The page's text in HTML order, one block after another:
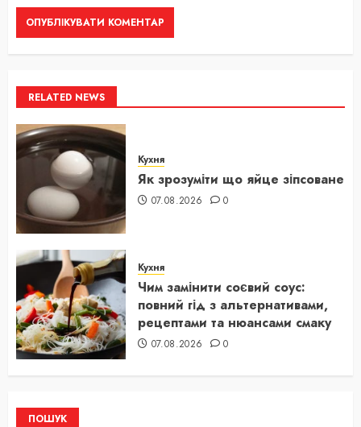
RELATED NEWS
Кухня
Як зрозуміти що яйце зіпсоване
07.08.2026 0
Кухня
Чим замінити соєвий соус:
повний гід з альтернативами,
рецептами та нюансами смаку
07.08.2026 0
ПОШУК